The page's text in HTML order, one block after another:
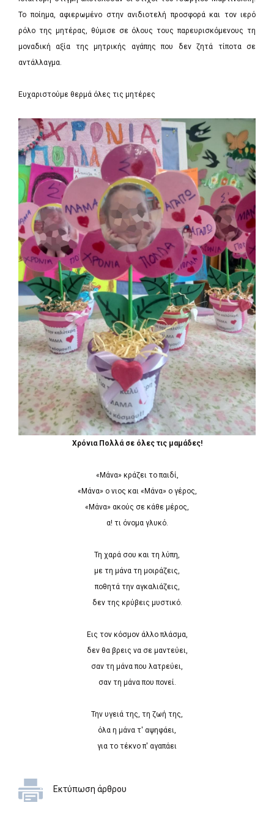
Το ποίημα, αφιερωμένο στην ανιδιοτελή προσφορά και τον ιερό
ρόλο της μητέρας, θύμισε σε όλους τους παρευρισκόμενους τη
μοναδική αξία της μητρικής αγάπης που δεν ζητά τίποτα σε
αντάλλαγμα.
Ευχαριστούμε θερμά όλες τις μητέρες
Χρόνια Πολλά σε όλες τις μαμάδες!
«Μάνα» κράζει το παιδί,
«Μάνα» ο νιος και «Μάνα» ο γέρος,
«Μάνα» ακούς σε κάθε μέρος,
α! τι όνομα γλυκό.
Τη χαρά σου και τη λύπη,
με τη μάνα τη μοιράζεις,
ποθητά την αγκαλιάζεις,
δεν της κρύβεις μυστικό.
Εις τον κόσμον άλλο πλάσμα,
δεν θα βρεις να σε μαντεύει,
σαν τη μάνα που λατρεύει,
σαν τη μάνα που πονεί.
Την υγειά της, τη ζωή της,
όλα η μάνα τ' αψηφάει,
για το τέκνο π' αγαπάει
Εκτύπωση άρθρου